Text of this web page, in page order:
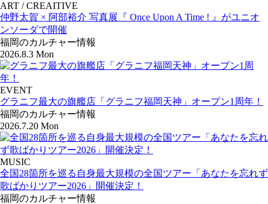
ART / CREAITIVE
仲野太賀 × 阿部裕介 写真展『 Once Upon A Time ! 』がユニオ
ンソーダで開催
福岡のカルチャー情報
2026.8.3 Mon
EVENT
グラニフ最大の旗艦店「グラニフ福岡天神」オープン1周年！
福岡のカルチャー情報
2026.7.20 Mon
MUSIC
全国28箇所を巡る自身最大規模の全国ツアー「あなたを忘れず
歌ばかりツアー2026」開催決定！
福岡のカルチャー情報